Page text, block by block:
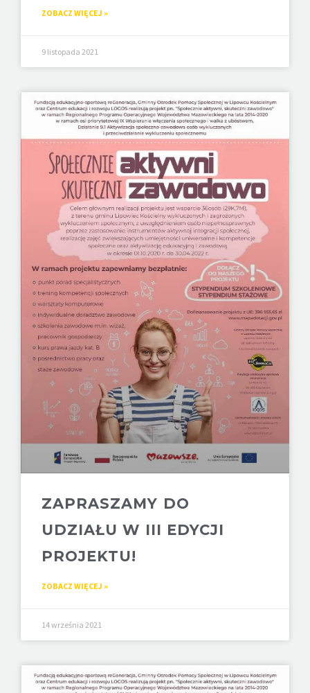
ZOBACZ WIĘCEJ »
9 listopada 2021
ZAPRASZAMY DO
UDZIAŁU W III EDYCJI
PROJEKTU!
ZOBACZ WIĘCEJ »
14 września 2021